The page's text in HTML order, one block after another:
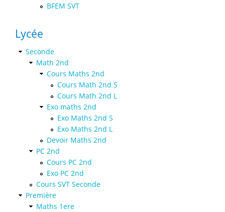
BFEM SVT
Lycée
Seconde
Math 2nd
Cours Maths 2nd
Cours Math 2nd S
Cours Math 2nd L
Exo maths 2nd
Exo Maths 2nd S
Exo Maths 2nd L
Devoir Maths 2nd
PC 2nd
Cours PC 2nd
Exo PC 2nd
Cours SVT Seconde
Première
Maths 1ere